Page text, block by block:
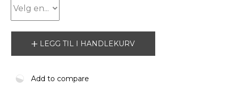
LEGG TIL I HANDLEKURV
Add to compare